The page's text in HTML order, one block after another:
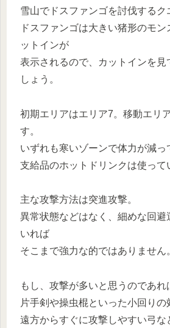
雪山でドスファンゴを討伐するク
ドスファンゴは大きい猪形のモン
ットインが
表示されるので、カットインを見
しょう。
初期エリアはエリア7。移動エリ
す。
いずれも寒いゾーンで体力が減っ
支給品のホットドリンクは使って
主な攻撃方法は突進攻撃。
異常状態などはなく、細めな回避
いれば
そこまで強力な的ではありません
もし、攻撃が多いと思うのであれ
片手剣や操虫棍といった小回りの
遠方からすぐに攻撃しやすい弓な